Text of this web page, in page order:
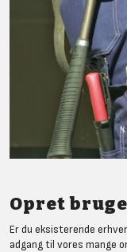
Opret
Er du eksisterende
adgang til vores mange